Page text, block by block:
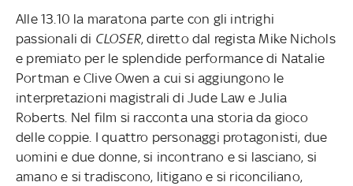
Alle 13.10 la maratona parte con gli intrighi
passionali di CLOSER, diretto dal regista Mike Nichols
e premiato per le splendide performance di Natalie
Portman e Clive Owen a cui si aggiungono le
interpretazioni magistrali di Jude Law e Julia
Roberts. Nel film si racconta una storia da gioco
delle coppie. I quattro personaggi protagonisti, due
uomini e due donne, si incontrano e si lasciano, si
amano e si tradiscono, litigano e si riconciliano,